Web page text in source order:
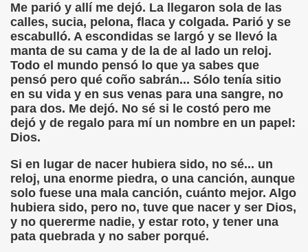
Me parió y allí me dejó. La llegaron sola de las
calles, sucia, pelona, flaca y colgada. Parió y se
escabulló. A escondidas se largó y se llevó la
manta de su cama y de la de al lado un reloj.
Todo el mundo pensó lo que ya sabes que
pensó pero qué coño sabrán... Sólo tenía sitio
en su vida y en sus venas para una sangre, no
para dos. Me dejó. No sé si le costó pero me
dejó y de regalo para mí un nombre en un papel:
Dios.
Si en lugar de nacer hubiera sido, no sé... un
reloj, una enorme piedra, o una canción, aunque
solo fuese una mala canción, cuánto mejor. Algo
hubiera sido, pero no, tuve que nacer y ser Dios,
y no quererme nadie, y estar roto, y tener una
pata quebrada y no saber porqué.
León (Juan José Miñana)
a Charles Barbier (Pablo Madrid Herruzo)
(Pedro Zurita)
Sus Precios (Pedro Zurita)
de l'Adolescència en Nois-es Cecs i Deficients
a Desarrollar CRE Joan Amades ONCE, 1990 (Miquel
en Peligro de Extinción (Eutiquio Cabrerizo)
Todos (Pedro Zurita)
Borrás)